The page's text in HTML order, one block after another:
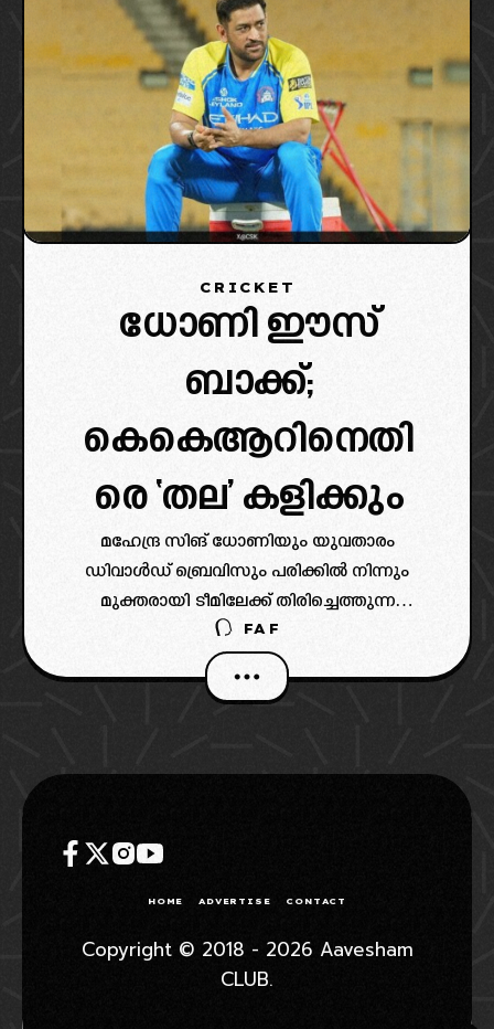
CRICKET
ധോണി ഈസ്
ബാക്ക്;
കെകെആറിനെതി
രെ ‘തല’ കളിക്കും
മഹേന്ദ്ര സിങ് ധോണിയും യുവതാരം
ഡിവാൾഡ് ബ്രെവിസും പരിക്കിൽ നിന്നും
മുക്തരായി ടീമിലേക്ക് തിരിച്ചെത്തുന്ന
തീയതികളെക്കുറിച്ചുള്ള സൂചനകളാണ്
ഇപ്പോൾ ലഭിക്കുന്നത്.
FAF
HOME ADVERTISE CONTACT
Copyright © 2018 - 2026 Aavesham
CLUB.